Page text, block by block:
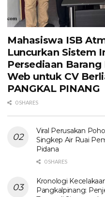
Mahasiswa ISB
Luncurkan Sistem
Persediaan Barang
Web untuk CV
PANGKAL PINANG
0 SHARES
Viral Perusakan
Singkep Air Ruai
Pidana
0 SHARES
Kronologi
Pangkalpinang: